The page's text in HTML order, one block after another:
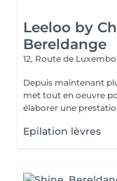
Leeloo by
Bereldange
12, Route de
Depuis maintenant
met tout en oeuvre
élaborer une
Epilation lèvres